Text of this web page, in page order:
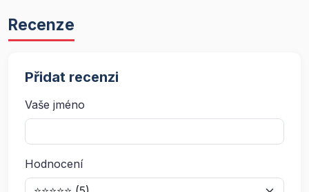
Recenze
Přidat recenzi
Vaše jméno
Hodnocení